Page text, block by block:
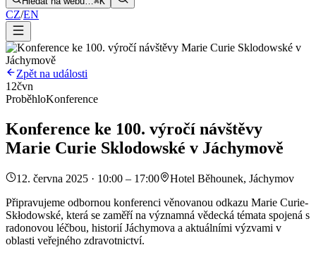
CZ/EN
Zpět na události
12čvn
ProběhloKonference
Konference ke 100. výročí návštěvy
Marie Curie Sklodowské v Jáchymově
12. června 2025 · 10:00 – 17:00
Hotel Běhounek, Jáchymov
Připravujeme odbornou konferenci věnovanou odkazu Marie Curie-
Skłodowské, která se zaměří na významná vědecká témata spojená s
radonovou léčbou, historií Jáchymova a aktuálními výzvami v
oblasti veřejného zdravotnictví.